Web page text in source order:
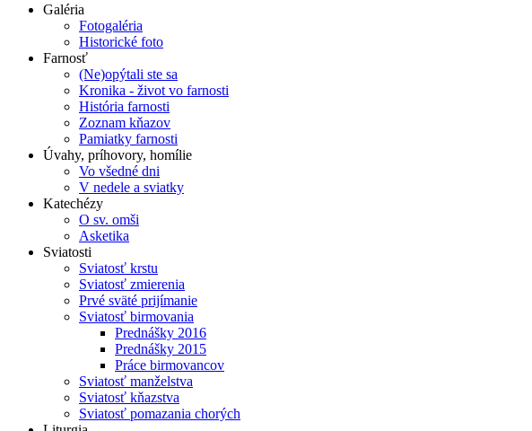
Galéria
Fotogaléria
Historické foto
Farnosť
(Ne)opýtali ste sa
Kronika - život vo farnosti
História farnosti
Zoznam kňazov
Pamiatky farnosti
Úvahy, príhovory, homílie
Vo všedné dni
V nedele a sviatky
Katechézy
O sv. omši
Asketika
Sviatosti
Sviatosť krstu
Sviatosť zmierenia
Prvé sväté prijímanie
Sviatosť birmovania
Prednášky 2016
Prednášky 2015
Práce birmovancov
Sviatosť manželstva
Sviatosť kňazstva
Sviatosť pomazania chorých